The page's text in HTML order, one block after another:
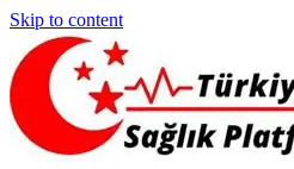
Skip to content